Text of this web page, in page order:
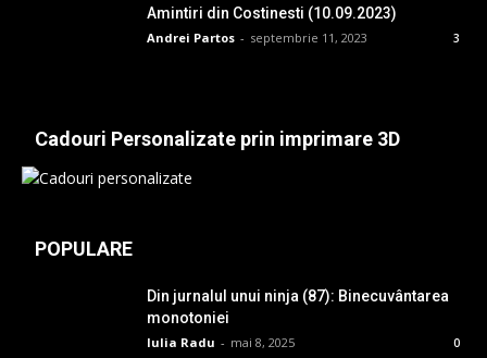
Amintiri din Costinesti (10.09.2023)
Andrei Partos - septembrie 11, 2023 3
Cadouri Personalizate prin imprimare 3D
POPULARE
Din jurnalul unui ninja (87): Binecuvântarea
monotoniei
Iulia Radu - mai 8, 2025 0